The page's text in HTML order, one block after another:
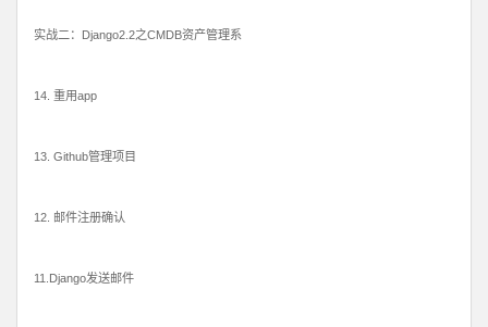
实战二：Django2.2之CMDB资产管理系
14. 重用app
13. Github管理项目
12. 邮件注册确认
11.Django发送邮件